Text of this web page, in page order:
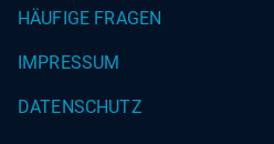
HÄUFIGE FRAGEN
IMPRESSUM
DATENSCHUTZ